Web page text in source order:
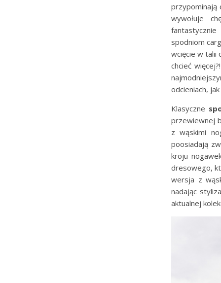
przypominają
wywołuje
spodniom
wcięcie w talii
chcieć
odcieniach,
Klasyczne
przewiewnej
z wąskimi
poosiadają
kroju
dresowego,
wersja z
nadając
aktualnej